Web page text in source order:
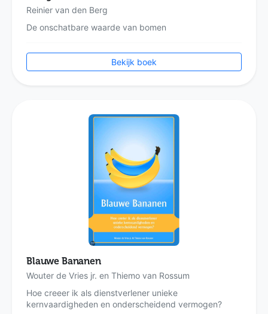
Reinier van den Berg
De onschatbare waarde van bomen
Bekijk boek
Blauwe Bananen
Wouter de Vries jr. en Thiemo van Rossum
Hoe creeer ik als dienstverlener unieke
kernvaardigheden en onderscheidend vermogen?